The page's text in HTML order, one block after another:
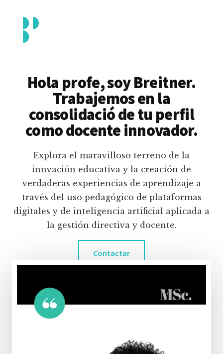
contenido
principal
menu
Piedrahita
docente
pedagógico
educativas
digitales
inteligencia
artificial.
Hola profe, soy Breitner.
Trabajemos en la
consolidació de tu perfil
como docente innovador.
Explora el maravilloso terreno de la
innvación educativa y la creación de
verdaderas experiencias de aprendizaje a
través del uso pedagógico de plataformas
digitales y de inteligencia artificial aplicada a
la gestión directiva y docente.
Contactar